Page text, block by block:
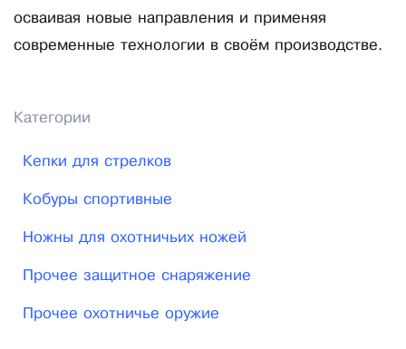
осваивая новые направления и применяя
современные технологии в своём производстве.
Категории
Кепки для стрелков
Кобуры спортивные
Ножны для охотничьих ножей
Прочее защитное снаряжение
Прочее охотничье оружие